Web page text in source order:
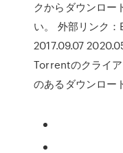
クからダウンロー
い。 外部リンク
2017.09.07
Torrentのクライ
のあるダウンロー